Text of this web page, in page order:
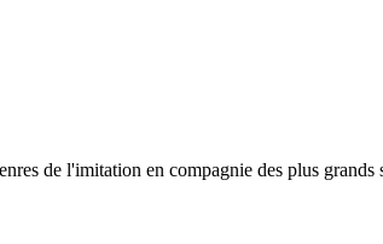
de l'imitation en compagnie des plus